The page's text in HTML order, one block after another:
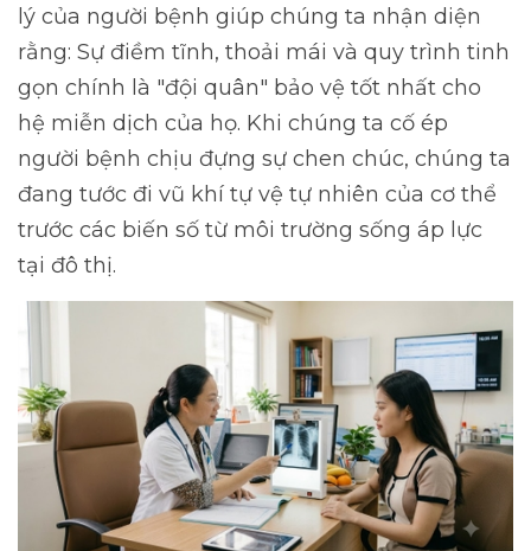
lý của người bệnh giúp chúng ta nhận diện
rằng: Sự điềm tĩnh, thoải mái và quy trình tinh
gọn chính là "đội quân" bảo vệ tốt nhất cho
hệ miễn dịch của họ. Khi chúng ta cố ép
người bệnh chịu đựng sự chen chúc, chúng ta
đang tước đi vũ khí tự vệ tự nhiên của cơ thể
trước các biến số từ môi trường sống áp lực
tại đô thị.